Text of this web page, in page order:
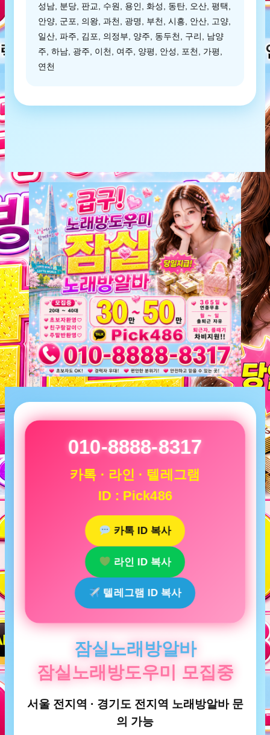
성남, 분당, 판교, 수원, 용인, 화성, 동탄, 오산, 평택,
안양, 군포, 의왕, 과천, 광명, 부천, 시흥, 안산, 고양,
일산, 파주, 김포, 의정부, 양주, 동두천, 구리, 남양
주, 하남, 광주, 이천, 여주, 양평, 안성, 포천, 가평,
연천
010-8888-8317
카톡 · 라인 · 텔레그램
ID : Pick486
카톡 ID 복사
라인 ID 복사
텔레그램 ID 복사
잠실노래방알바
잠실노래방도우미 모집중
서울 전지역 · 경기도 전지역 노래방알바 문
의 가능